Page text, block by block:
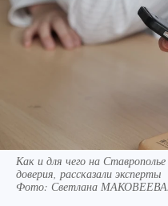
Как и для чего на
доверия, рассказали эксперты
Фото: Светлана МАКОВЕЕВА.